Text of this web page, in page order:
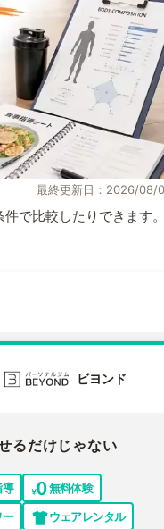
最終更新日：2026/08/
で比較したりできます
ビヨンド
るだけじゃない
導
無料体験
ー
ウェアレンタル